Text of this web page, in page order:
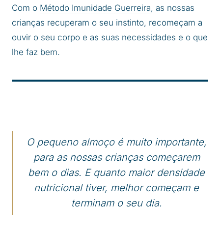
Com o Método Imunidade Guerreira, as nossas
crianças recuperam o seu instinto, recomeçam a
ouvir o seu corpo e as suas necessidades e o que
lhe faz bem.
O pequeno almoço é muito importante,
para as nossas crianças começarem
bem o dias. E quanto maior densidade
nutricional tiver, melhor começam e
terminam o seu dia.